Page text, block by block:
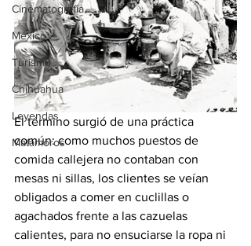
Cinematografía
México
Turismo
Chihuahua
Leyendas
Matamoros
El término surgió de una práctica
común: como muchos puestos de
comida callejera no contaban con
mesas ni sillas, los clientes se veían
obligados a comer en cuclillas o
agachados frente a las cazuelas
calientes, para no ensuciarse la ropa ni